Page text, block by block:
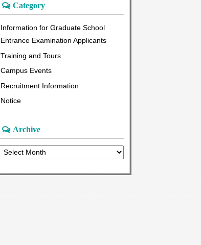
Category
Information for Graduate School
Entrance Examination Applicants
Training and Tours
Campus Events
Recruitment Information
Notice
Archive